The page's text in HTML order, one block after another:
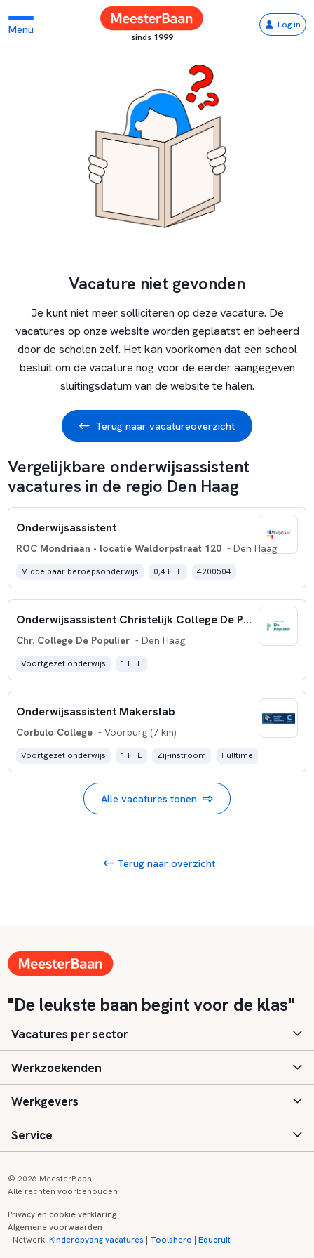
Menu
sinds 1999
Log in
Vacature niet gevonden
Je kunt niet meer solliciteren op deze vacature. De
vacatures op onze website worden geplaatst en beheerd
door de scholen zelf. Het kan voorkomen dat een school
besluit om de vacature nog voor de eerder aangegeven
sluitingsdatum van de website te halen.
Terug naar vacatureoverzicht
Vergelijkbare onderwijsassistent
vacatures in de regio Den Haag
Onderwijsassistent
ROC Mondriaan - locatie Waldorpstraat 120 - Den Haag
Middelbaar beroepsonderwijs 0,4 FTE 4200504
Onderwijsassistent Christelijk College De Populier
Chr. College De Populier - Den Haag
Voortgezet onderwijs 1 FTE
Onderwijsassistent Makerslab
Corbulo College - Voorburg (7 km)
Voortgezet onderwijs 1 FTE Zij-instroom Fulltime
Alle vacatures tonen
Terug naar overzicht
"De leukste baan begint voor de klas"
Vacatures per sector
Basisonderwijs
Speciaal (basis) onderwijs
Voortgezet onderwijs
Kinderopvang
Werkzoekenden
Aanmelden
Vacatures
Zij-instroom informatie
Werkgevers
Inloggen
Registreren
Service
Onderwijs links
© 2026 MeesterBaan
Alle rechten voorbehouden
Privacy en cookie verklaring
Algemene voorwaarden
Netwerk:Kinderopvang vacatures | Toolshero |Educruit